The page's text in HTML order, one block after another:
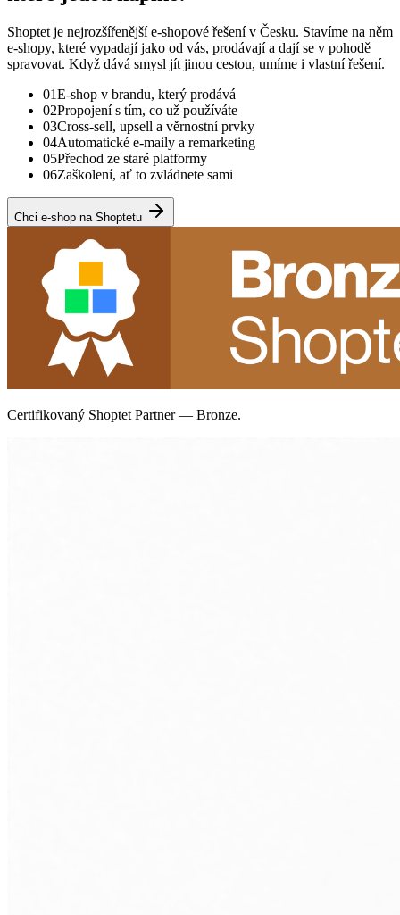
Shoptet je nejrozšířenější e-shopové řešení v Česku. Stavíme na něm
e-shopy, které vypadají jako od vás, prodávají a dají se v pohodě
spravovat. Když dává smysl jít jinou cestou, umíme i vlastní řešení.
01E-shop v brandu, který prodává
02Propojení s tím, co už používáte
03Cross-sell, upsell a věrnostní prvky
04Automatické e-maily a remarketing
05Přechod ze staré platformy
06Zaškolení, ať to zvládnete sami
Chci e-shop na Shoptetu
Certifikovaný Shoptet Partner — Bronze.